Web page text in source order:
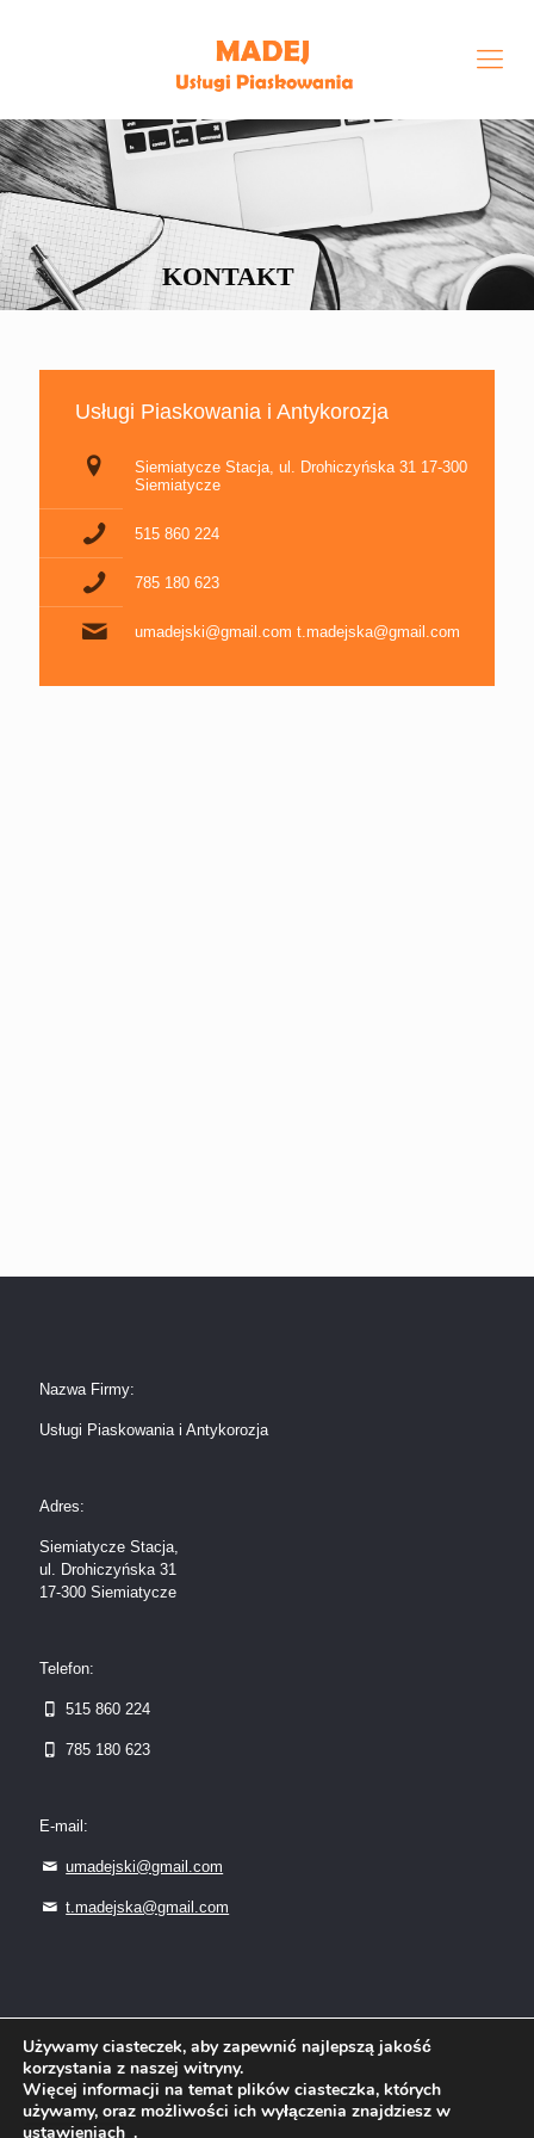
KONTAKT
Usługi Piaskowania i Antykorozja
Siemiatycze Stacja, ul. Drohiczyńska 31 17-300
Siemiatycze
515 860 224
785 180 623
umadejski@gmail.com t.madejska@gmail.com
Nazwa Firmy:
Usługi Piaskowania i Antykorozja
Adres:
Siemiatycze Stacja,
ul. Drohiczyńska 31
17-300 Siemiatycze
Telefon:
515 860 224
785 180 623
E-mail:
umadejski@gmail.com
t.madejska@gmail.com
Używamy ciasteczek, aby zapewnić najlepszą jakość
korzystania z naszej witryny.
Więcej informacji na temat plików ciasteczka, których
używamy, oraz możliwości ich wyłączenia znajdziesz w
ustawieniach .